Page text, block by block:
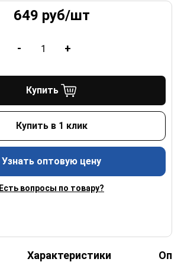
649 руб/шт
- +
Купить
Купить в 1 клик
Узнать оптовую цену
Есть вопросы по товару?
Характеристики